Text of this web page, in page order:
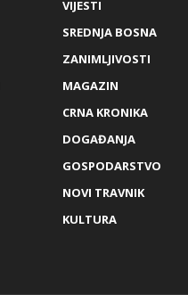
VIJESTI
SREDNJA BOSNA
ZANIMLJIVOSTI
MAGAZIN
CRNA KRONIKA
DOGAĐANJA
GOSPODARSTVO
NOVI TRAVNIK
KULTURA